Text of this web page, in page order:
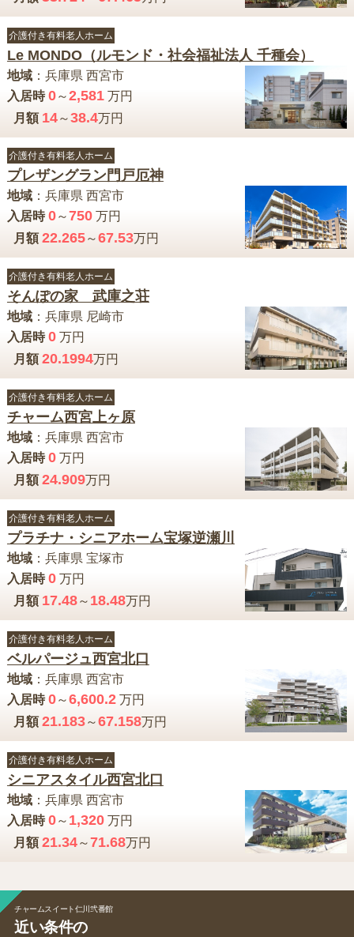
介護付き有料老人ホーム
Le MONDO（ルモンド・社会福祉法人 千種会）
地域： 兵庫県 西宮市
入居時 0～2,581万円
月額 14～38.4万円
介護付き有料老人ホーム
プレザングラン門戸厄神
地域： 兵庫県 西宮市
入居時 0～750万円
月額 22.265～67.53万円
介護付き有料老人ホーム
そんぽの家 武庫之荘
地域： 兵庫県 尼崎市
入居時 0万円
月額 20.1994万円
介護付き有料老人ホーム
チャーム西宮上ヶ原
地域： 兵庫県 西宮市
入居時 0万円
月額 24.909万円
介護付き有料老人ホーム
プラチナ・シニアホーム宝塚逆瀬川
地域： 兵庫県 宝塚市
入居時 0万円
月額 17.48～ 18.48万円
介護付き有料老人ホーム
ベルパージュ西宮北口
地域： 兵庫県 西宮市
入居時 0～6,600.2万円
月額 21.183～67.158万円
介護付き有料老人ホーム
シニアスタイル西宮北口
地域： 兵庫県 西宮市
入居時 0～ 1,320万円
月額 21.34～71.68万円
チャームスイート仁川弐番館
近い条件の